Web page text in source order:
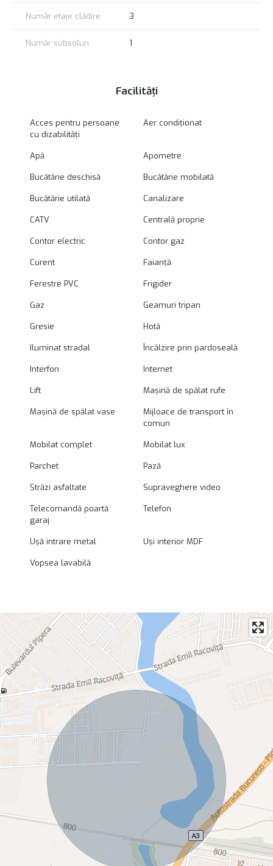
Număr etaje clădire 3
Număr subsoluri 1
Facilități
Acces pentru persoane
cu dizabilități
Aer condiționat
Apă Apometre
Bucătărie deschisă Bucătărie mobilată
Bucătărie utilată Canalizare
CATV Centrală proprie
Contor electric Contor gaz
Curent Faianță
Ferestre PVC Frigider
Gaz Geamuri tripan
Gresie Hotă
Iluminat stradal Încălzire prin pardoseală
Interfon Internet
Lift Mașină de spălat rufe
Mașină de spălat vase
Mijloace de transport în
comun
Mobilat complet Mobilat lux
Parchet Pază
Străzi asfaltate Supraveghere video
Telecomandă poartă
garaj
Telefon
Ușă intrare metal Uși interior MDF
Vopsea lavabilă